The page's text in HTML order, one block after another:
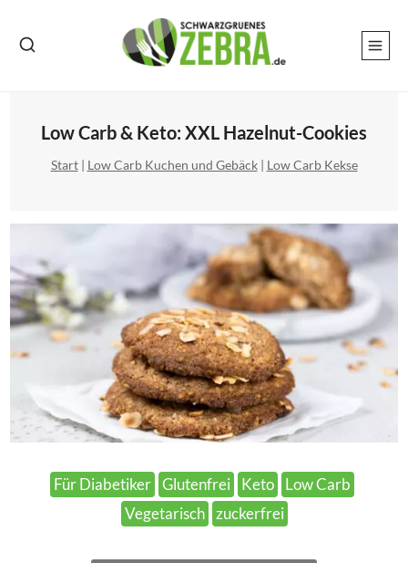
Inhalt
Low Carb & Keto: XXL Hazelnut-Cookies
Start| Low Carb Kuchen und Gebäck| Low Carb Kekse
Für Diabetiker Glutenfrei Keto
Low Carb
Vegetarisch zuckerfrei